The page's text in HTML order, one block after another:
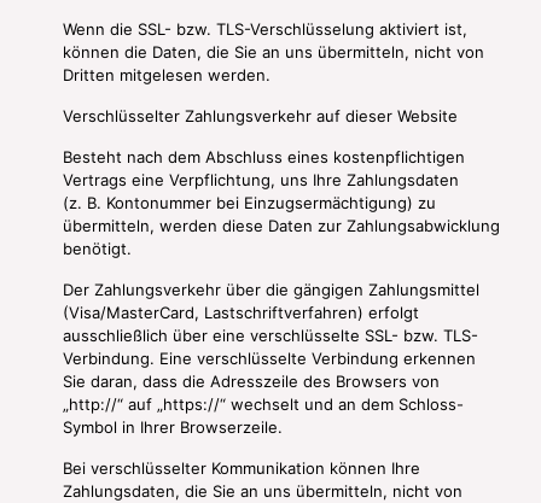
Wenn die SSL- bzw. TLS-Verschlüsselung aktiviert ist,
können die Daten, die Sie an uns übermitteln, nicht von
Dritten mitgelesen werden.
Verschlüsselter Zahlungsverkehr auf dieser Website
Besteht nach dem Abschluss eines kostenpflichtigen
Vertrags eine Verpflichtung, uns Ihre Zahlungsdaten
(z. B. Kontonummer bei Einzugsermächtigung) zu
übermitteln, werden diese Daten zur Zahlungsabwicklung
benötigt.
Der Zahlungsverkehr über die gängigen Zahlungsmittel
(Visa/MasterCard, Lastschriftverfahren) erfolgt
ausschließlich über eine verschlüsselte SSL- bzw. TLS-
Verbindung. Eine verschlüsselte Verbindung erkennen
Sie daran, dass die Adresszeile des Browsers von
„http://“ auf „https://“ wechselt und an dem Schloss-
Symbol in Ihrer Browserzeile.
Bei verschlüsselter Kommunikation können Ihre
Zahlungsdaten, die Sie an uns übermitteln, nicht von